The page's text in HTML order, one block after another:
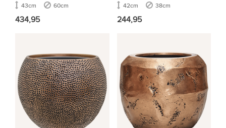
43cm 60cm
434,95
42cm 38cm
244,95